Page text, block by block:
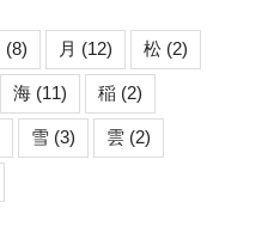
(8) 月 (12) 松 (2)
海 (11) 稲 (2)
雪 (3) 雲 (2)